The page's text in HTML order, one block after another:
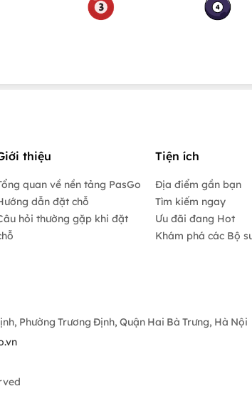
thiệu
quan về nền tảng PasGo
dẫn đặt chỗ
hỏi thường gặp khi đặt
Tiện ích
Địa điểm gần bạn
Tìm kiếm ngay
Ưu đãi đang Hot
Khám phá các Bộ
Phường Trương Định, Quận Hai Bà Trưng, Hà Nội